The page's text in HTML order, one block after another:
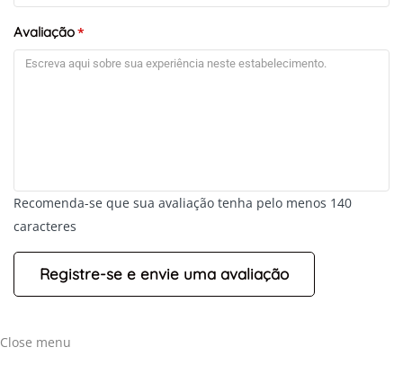
Leaflet
Avaliação*
Recomenda-se que sua avaliação tenha pelo menos 140
caracteres
Close menu